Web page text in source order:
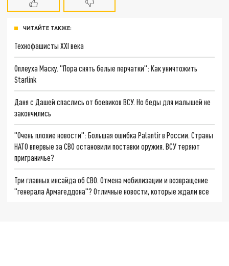
ЧИТАЙТЕ ТАКЖЕ:
Технофашисты XXI века
Оплеуха Маску. "Пора снять белые перчатки": Как уничтожить
Starlink
Даня с Дашей спаслись от боевиков ВСУ. Но беды для малышей не
закончились
"Очень плохие новости": Большая ошибка Palantir в России. Страны
НАТО впервые за СВО остановили поставки оружия. ВСУ теряют
приграничье?
Три главных инсайда об СВО. Отмена мобилизации и возвращение
"генерала Армагеддона"? Отличные новости, которые ждали все